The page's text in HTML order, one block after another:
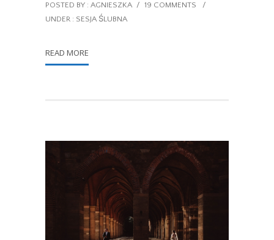
POSTED BY : AGNIESZKA / 19 COMMENTS
/
UNDER : SESJA ŚLUBNA
READ MORE